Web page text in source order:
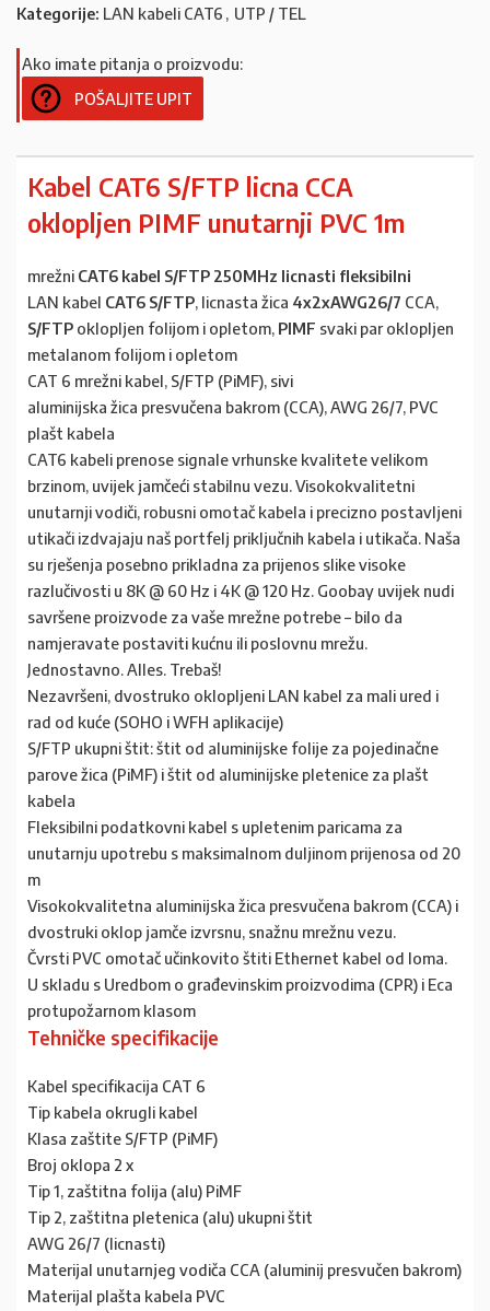
Kategorije: LAN kabeli CAT6 , UTP / TEL
Ako imate pitanja o proizvodu:
POŠALJITE UPIT
Kabel CAT6 S/FTP licna CCA
oklopljen PIMF unutarnji PVC 1m
mrežni CAT6 kabel S/FTP 250MHz licnasti fleksibilni
LAN kabel CAT6 S/FTP, licnasta žica 4x2xAWG26/7 CCA,
S/FTP oklopljen folijom i opletom, PIMF svaki par oklopljen
metalanom folijom i opletom
CAT 6 mrežni kabel, S/FTP (PiMF), sivi
aluminijska žica presvučena bakrom (CCA), AWG 26/7, PVC
plašt kabela
CAT6 kabeli prenose signale vrhunske kvalitete velikom
brzinom, uvijek jamčeći stabilnu vezu. Visokokvalitetni
unutarnji vodiči, robusni omotač kabela i precizno postavljeni
utikači izdvajaju naš portfelj priključnih kabela i utikača. Naša
su rješenja posebno prikladna za prijenos slike visoke
razlučivosti u 8K @ 60 Hz i 4K @ 120 Hz. Goobay uvijek nudi
savršene proizvode za vaše mrežne potrebe – bilo da
namjeravate postaviti kućnu ili poslovnu mrežu.
Jednostavno. Alles. Trebaš!
Nezavršeni, dvostruko oklopljeni LAN kabel za mali ured i
rad od kuće (SOHO i WFH aplikacije)
S/FTP ukupni štit: štit od aluminijske folije za pojedinačne
parove žica (PiMF) i štit od aluminijske pletenice za plašt
kabela
Fleksibilni podatkovni kabel s upletenim paricama za
unutarnju upotrebu s maksimalnom duljinom prijenosa od 20
m
Visokokvalitetna aluminijska žica presvučena bakrom (CCA) i
dvostruki oklop jamče izvrsnu, snažnu mrežnu vezu.
Čvrsti PVC omotač učinkovito štiti Ethernet kabel od loma.
U skladu s Uredbom o građevinskim proizvodima (CPR) i Eca
protupožarnom klasom
Tehničke specifikacije
Kabel specifikacija CAT 6
Tip kabela okrugli kabel
Klasa zaštite S/FTP (PiMF)
Broj oklopa 2 x
Tip 1, zaštitna folija (alu) PiMF
Tip 2, zaštitna pletenica (alu) ukupni štit
AWG 26/7 (licnasti)
Materijal unutarnjeg vodiča CCA (aluminij presvučen bakrom)
Materijal plašta kabela PVC